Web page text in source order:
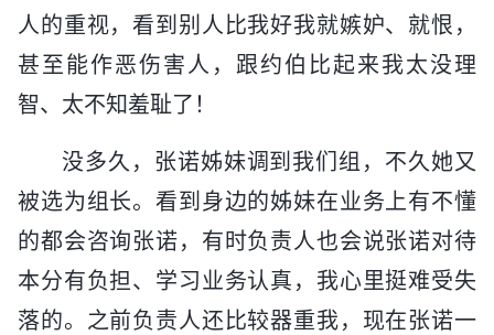
人的重视，看到别人比我好我就嫉妒、就恨，
甚至能作恶伤害人，跟约伯比起来我太没理
智、太不知羞耻了！
没多久，张诺姊妹调到我们组，不久她又
被选为组长。看到身边的姊妹在业务上有不懂
的都会咨询张诺，有时负责人也会说张诺对待
本分有负担、学习业务认真，我心里挺难受失
落的。之前负责人还比较器重我，现在张诺一